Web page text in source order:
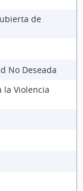
de
No Deseada
la Violencia